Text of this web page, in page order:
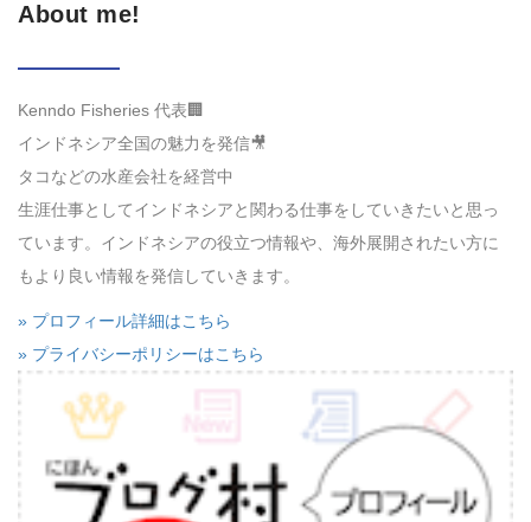
About me!
Kenndo Fisheries 代表🏢
インドネシア全国の魅力を発信🎥
タコなどの水産会社を経営中
生涯仕事としてインドネシアと関わる仕事をしていきたいと思っ
ています。インドネシアの役立つ情報や、海外展開されたい方に
もより良い情報を発信していきます。
» プロフィール詳細はこちら
» プライバシーポリシーはこちら